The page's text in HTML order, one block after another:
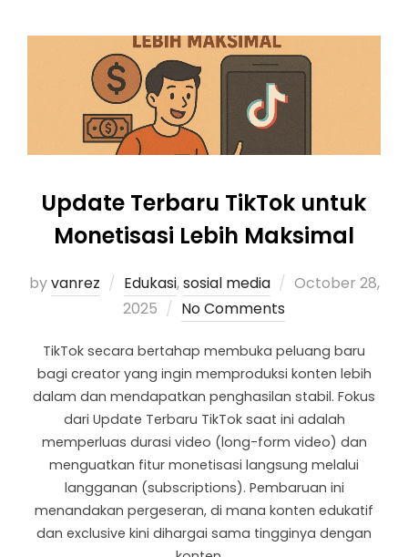
Update Terbaru TikTok untuk
Monetisasi Lebih Maksimal
byvanrez Edukasi,sosial media
October 28,
2025
No Comments
TikTok secara bertahap membuka peluang baru
bagi creator yang ingin memproduksi konten lebih
dalam dan mendapatkan penghasilan stabil. Fokus
dari Update Terbaru TikTok saat ini adalah
memperluas durasi video (long-form video) dan
menguatkan fitur monetisasi langsung melalui
langganan (subscriptions). Pembaruan ini
menandakan pergeseran, di mana konten edukatif
dan exclusive kini dihargai sama tingginya dengan